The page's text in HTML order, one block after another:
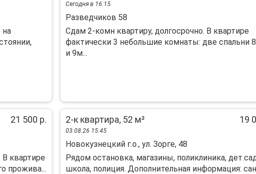
на
Сегодня в 16:15
Разведчиков 58
Сдам 2-комн квартиру, долгосрочно. В квартире
фактически 3 небольшие комнаты: две спальни
и 9м...
21 500 р.
В квaртирe
проживa...
2-к квартира, 52 м² 19
03.08.26 15:45
Новокузнецкий г.о., ул. Зорге, 48
Рядом остановка, магазины, поликлиника,
школа, полиция. Дополнительная информация: